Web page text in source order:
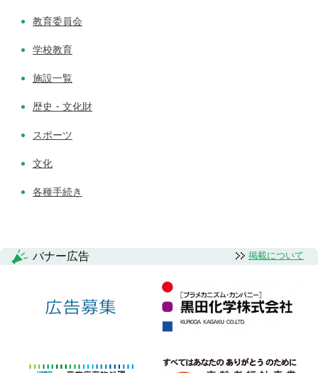
教育委員会
学校教育
施設一覧
歴史・文化財
スポーツ
文化
各種手続き
バナー広告 掲載について